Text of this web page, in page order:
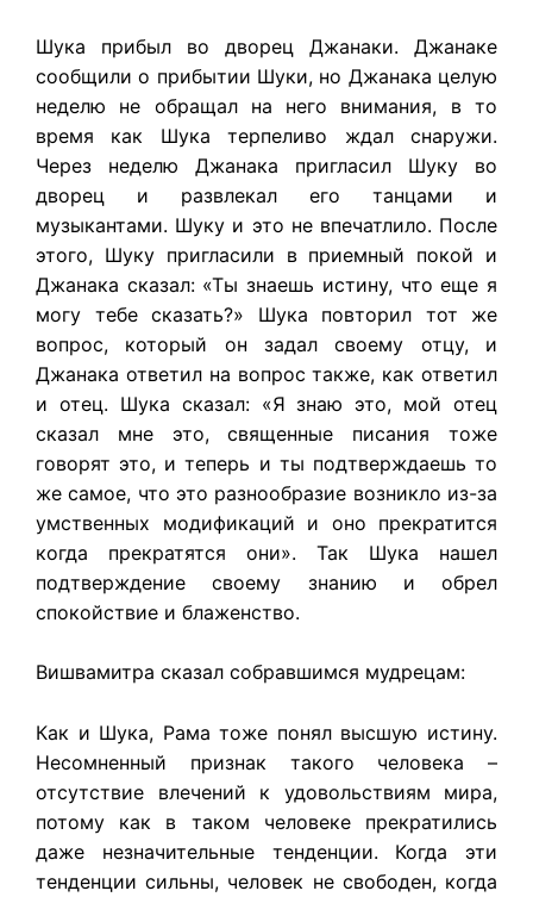
Шука прибыл во дворец Джанаки. Джанаке
сообщили о прибытии Шуки, но Джанака целую
неделю не обращал на него внимания, в то
время как Шука терпеливо ждал снаружи.
Через неделю Джанака пригласил Шуку во
дворец и развлекал его танцами и
музыкантами. Шуку и это не впечатлило. После
этого, Шуку пригласили в приемный покой и
Джанака сказал: «Ты знаешь истину, что еще я
могу тебе сказать?» Шука повторил тот же
вопрос, который он задал своему отцу, и
Джанака ответил на вопрос также, как ответил
и отец. Шука сказал: «Я знаю это, мой отец
сказал мне это, священные писания тоже
говорят это, и теперь и ты подтверждаешь то
же самое, что это разнообразие возникло из-за
умственных модификаций и оно прекратится
когда прекратятся они». Так Шука нашел
подтверждение своему знанию и обрел
спокойствие и блаженство.
Вишвамитра сказал собравшимся мудрецам:
Как и Шука, Рама тоже понял высшую истину.
Несомненный признак такого человека –
отсутствие влечений к удовольствиям мира,
потому как в таком человеке прекратились
даже незначительные тенденции. Когда эти
тенденции сильны, человек не свободен, когда